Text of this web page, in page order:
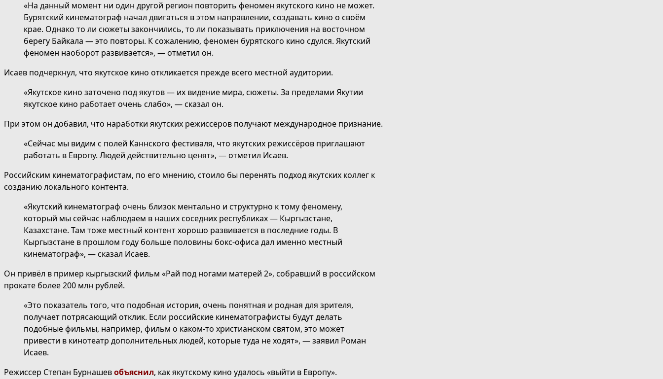
«На данный момент ни один другой регион повторить феномен якутского кино не может.
Бурятский кинематограф начал двигаться в этом направлении, создавать кино о своём
крае. Однако то ли сюжеты закончились, то ли показывать приключения на восточном
берегу Байкала — это повторы. К сожалению, феномен бурятского кино сдулся. Якутский
феномен наоборот развивается», — отметил он.
Исаев подчеркнул, что якутское кино откликается прежде всего местной аудитории.
«Якутское кино заточено под якутов — их видение мира, сюжеты. За пределами Якутии
якутское кино работает очень слабо», — сказал он.
При этом он добавил, что наработки якутских режиссёров получают международное признание.
«Сейчас мы видим с полей Каннского фестиваля, что якутских режиссёров приглашают
работать в Европу. Людей действительно ценят», — отметил Исаев.
Российским кинематографистам, по его мнению, стоило бы перенять подход якутских коллег к
созданию локального контента.
«Якутский кинематограф очень близок ментально и структурно к тому феномену,
который мы сейчас наблюдаем в наших соседних республиках — Кыргызстане,
Казахстане. Там тоже местный контент хорошо развивается в последние годы. В
Кыргызстане в прошлом году больше половины бокс-офиса дал именно местный
кинематограф», — сказал Исаев.
Он привёл в пример кыргызский фильм «Рай под ногами матерей 2», собравший в российском
прокате более 200 млн рублей.
«Это показатель того, что подобная история, очень понятная и родная для зрителя,
получает потрясающий отклик. Если российские кинематографисты будут делать
подобные фильмы, например, фильм о каком-то христианском святом, это может
привести в кинотеатр дополнительных людей, которые туда не ходят», — заявил Роман
Исаев.
Режиссер Степан Бурнашевобъяснил, как якутскому кино удалось «выйти в Европу».